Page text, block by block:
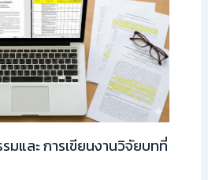
และ การเขียนงานวิจัยบทที่